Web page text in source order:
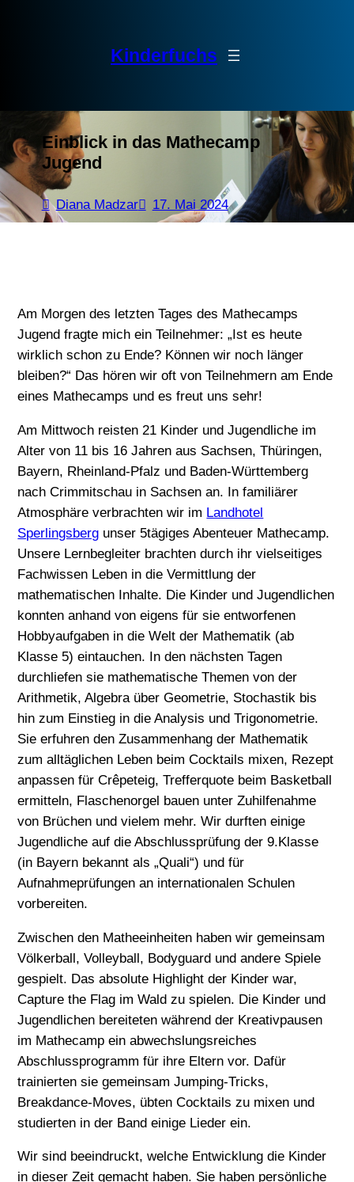
Kinderfuchs
Einblick in das Mathecamp
Jugend
Diana Madzar 17. Mai 2024
Am Morgen des letzten Tages des Mathecamps
Jugend fragte mich ein Teilnehmer: „Ist es heute
wirklich schon zu Ende? Können wir noch länger
bleiben?“ Das hören wir oft von Teilnehmern am Ende
eines Mathecamps und es freut uns sehr!
Am Mittwoch reisten 21 Kinder und Jugendliche im
Alter von 11 bis 16 Jahren aus Sachsen, Thüringen,
Bayern, Rheinland-Pfalz und Baden-Württemberg
nach Crimmitschau in Sachsen an. In familiärer
Atmosphäre verbrachten wir im Landhotel
Sperlingsberg unser 5tägiges Abenteuer Mathecamp.
Unsere Lernbegleiter brachten durch ihr vielseitiges
Fachwissen Leben in die Vermittlung der
mathematischen Inhalte. Die Kinder und Jugendlichen
konnten anhand von eigens für sie entworfenen
Hobbyaufgaben in die Welt der Mathematik (ab
Klasse 5) eintauchen. In den nächsten Tagen
durchliefen sie mathematische Themen von der
Arithmetik, Algebra über Geometrie, Stochastik bis
hin zum Einstieg in die Analysis und Trigonometrie.
Sie erfuhren den Zusammenhang der Mathematik
zum alltäglichen Leben beim Cocktails mixen, Rezept
anpassen für Crêpeteig, Trefferquote beim Basketball
ermitteln, Flaschenorgel bauen unter Zuhilfenahme
von Brüchen und vielem mehr. Wir durften einige
Jugendliche auf die Abschlussprüfung der 9.Klasse
(in Bayern bekannt als „Quali“) und für
Aufnahmeprüfungen an internationalen Schulen
vorbereiten.
Zwischen den Matheeinheiten haben wir gemeinsam
Völkerball, Volleyball, Bodyguard und andere Spiele
gespielt. Das absolute Highlight der Kinder war,
Capture the Flag im Wald zu spielen. Die Kinder und
Jugendlichen bereiteten während der Kreativpausen
im Mathecamp ein abwechslungsreiches
Abschlussprogramm für ihre Eltern vor. Dafür
trainierten sie gemeinsam Jumping-Tricks,
Breakdance-Moves, übten Cocktails zu mixen und
studierten in der Band einige Lieder ein.
Wir sind beeindruckt, welche Entwicklung die Kinder
in dieser Zeit gemacht haben. Sie haben persönliche